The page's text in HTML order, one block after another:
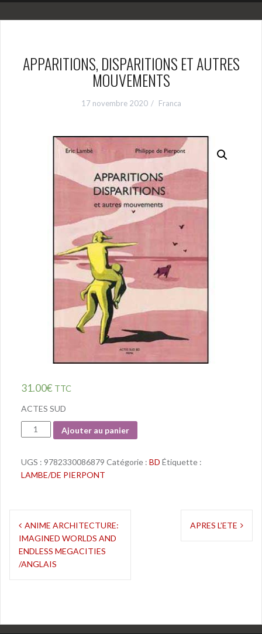
APPARITIONS, DISPARITIONS ET AUTRES
MOUVEMENTS
17 novembre 2020 Franca
31.00€ TTC
ACTES SUD
Quantité
Ajouter au panier
UGS : 9782330086879 Catégorie : BD Étiquette :
LAMBE/DE PIERPONT
Navigation
de
l’article
ANIME ARCHITECTURE:
IMAGINED WORLDS AND
ENDLESS MEGACITIES
/ANGLAIS
APRES L’ETE